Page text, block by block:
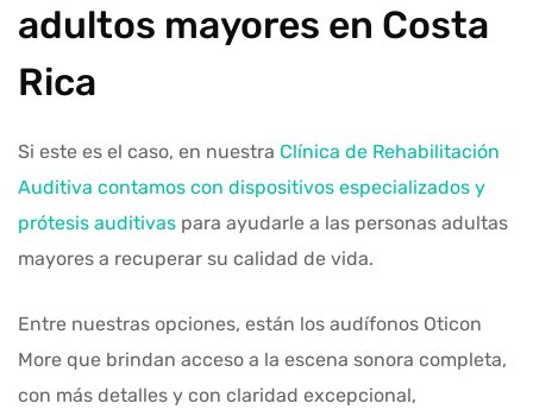
adultos mayores en Costa
Rica
Si este es el caso, en nuestra Clínica de Rehabilitación
Auditiva contamos con dispositivos especializados y
prótesis auditivas para ayudarle a las personas adultas
mayores a recuperar su calidad de vida.
Entre nuestras opciones, están los audífonos Oticon
More que brindan acceso a la escena sonora completa,
con más detalles y con claridad excepcional,